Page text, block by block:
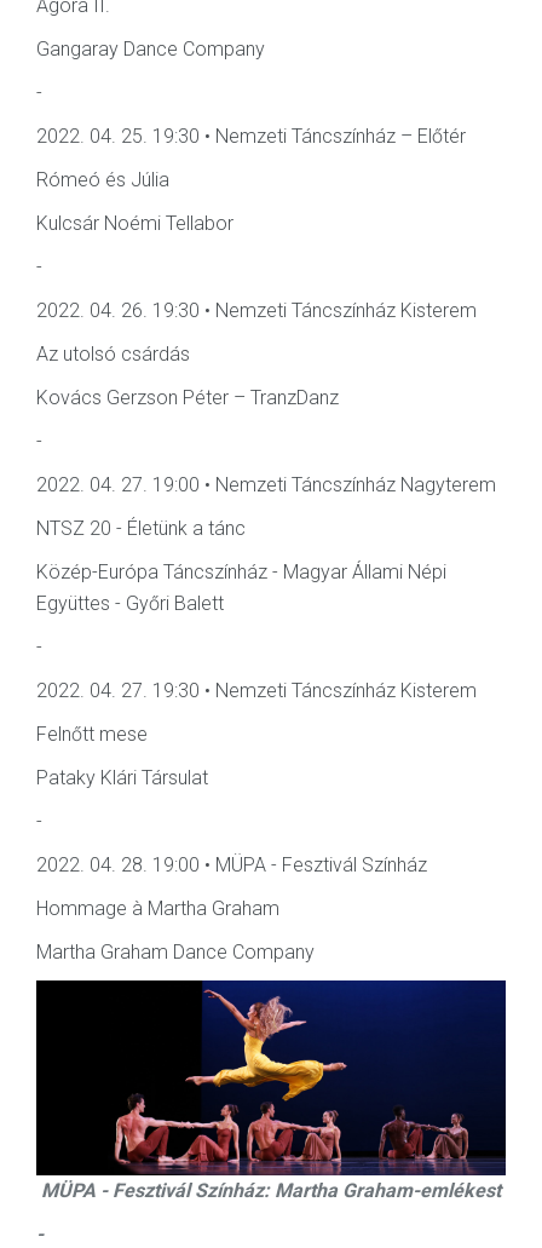
Agora II.
Gangaray Dance Company
-
2022. 04. 25. 19:30 • Nemzeti Táncszínház – Előtér
Rómeó és Júlia
Kulcsár Noémi Tellabor
-
2022. 04. 26. 19:30 • Nemzeti Táncszínház Kisterem
Az utolsó csárdás
Kovács Gerzson Péter – TranzDanz
-
2022. 04. 27. 19:00 • Nemzeti Táncszínház Nagyterem
NTSZ 20 - Életünk a tánc
Közép-Európa Táncszínház - Magyar Állami Népi
Együttes - Győri Balett
-
2022. 04. 27. 19:30 • Nemzeti Táncszínház Kisterem
Felnőtt mese
Pataky Klári Társulat
-
2022. 04. 28. 19:00 • MÜPA - Fesztivál Színház
Hommage à Martha Graham
Martha Graham Dance Company
MÜPA - Fesztivál Színház: Martha Graham-emlékest
-